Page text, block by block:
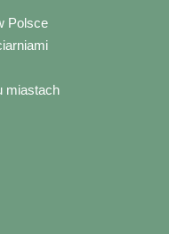
Polsce
miastach